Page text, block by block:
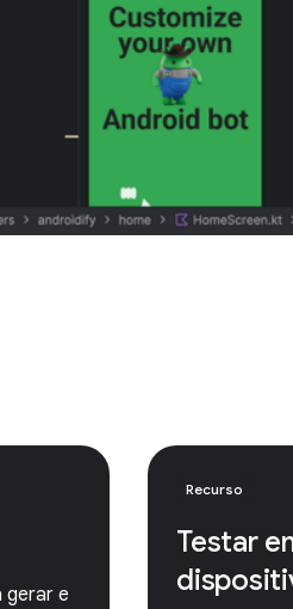
gerar e
Recurso
Testar